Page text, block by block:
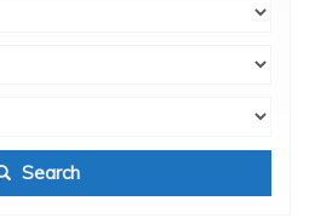
Search